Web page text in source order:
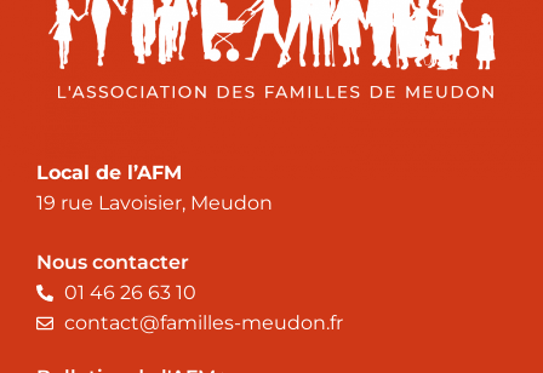
Local de l’AFM
19 rue Lavoisier, Meudon
Nous contacter
01 46 26 63 10
contact@familles-meudon.fr